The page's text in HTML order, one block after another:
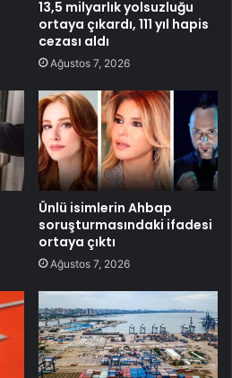
13,5 milyarlık yolsuzluğu
ortaya çıkardı, 111 yıl hapis
cezası aldı
Ağustos 7, 2026
Ünlü isimlerin Ahbap
soruşturmasındaki ifadesi
ortaya çıktı
Ağustos 7, 2026